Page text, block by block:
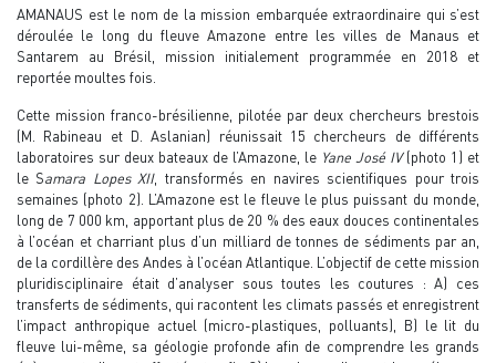
AMANAUS est le nom de la mission embarquée extraordinaire qui s’est
déroulée le long du fleuve Amazone entre les villes de Manaus et
Santarem au Brésil, mission initialement programmée en 2018 et
reportée moultes fois.
Cette mission franco-brésilienne, pilotée par deux chercheurs brestois
(M. Rabineau et D. Aslanian) réunissait 15 chercheurs de différents
laboratoires sur deux bateaux de l’Amazone, le Yane José IV(photo 1) et
le Samara Lopes XII, transformés en navires scientifiques pour trois
semaines (photo 2). L’Amazone est le fleuve le plus puissant du monde,
long de 7 000 km, apportant plus de 20 % des eaux douces continentales
à l’océan et charriant plus d’un milliard de tonnes de sédiments par an,
de la cordillère des Andes à l’océan Atlantique. L’objectif de cette mission
pluridisciplinaire était d’analyser sous toutes les coutures : A) ces
transferts de sédiments, qui racontent les climats passés et enregistrent
l’impact anthropique actuel (micro-plastiques, polluants), B) le lit du
fleuve lui-même, sa géologie profonde afin de comprendre les grands